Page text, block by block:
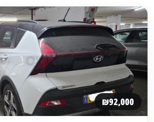
₪92,000